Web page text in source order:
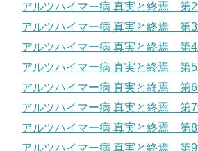
アルツハイマー病 真実と終焉
アルツハイマー病 真実と終焉
アルツハイマー病 真実と終焉
アルツハイマー病 真実と終焉
アルツハイマー病 真実と終焉
アルツハイマー病 真実と終焉
アルツハイマー病 真実と終焉
アルツハイマー病 真実と終焉 第